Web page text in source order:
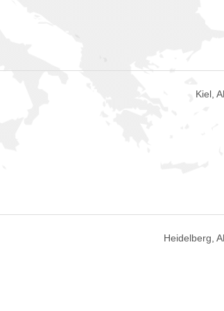
Kiel,
Heidelberg,